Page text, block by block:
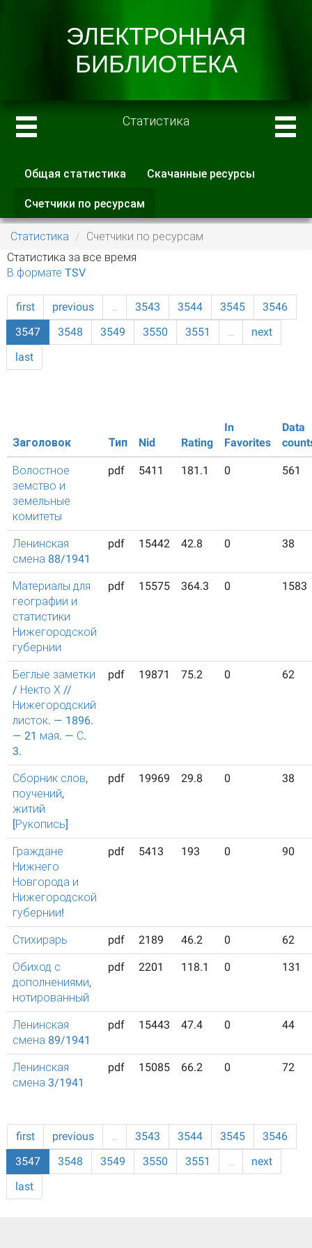
Статистика
Главные вкладки
Общая статистика Скачанные ресурсы
Счетчики по ресурсам
вкладка)
Статистика
Счетчики по ресурсам
Статистика за все время
В формате TSV
first previous … 3543 3544 3545
3546
3547
3548 3549 3550 3551 …
next
last
Заголовок Тип Nid Rating
In
Favorites
Data
Волостное
земство и
земельные
комитеты
pdf 5411 181.1 0 561
Ленинская
смена 88/1941
pdf 15442 42.8 0 38
Материалы для
географии и
статистики
Нижегородской
губернии
pdf 15575 364.3 0 1583
Беглые заметки
/ Некто Х //
Нижегородский
листок. — 1896.
— 21 мая. — С.
3.
pdf 19871 75.2 0 62
Сборник слов,
поучений,
житий
[Рукопись]
pdf 19969 29.8 0 38
Граждане
Нижнего
Новгорода и
Нижегородской
губернии!
pdf 5413 193 0 90
Стихирарь pdf 2189 46.2 0 62
Обиход с
дополнениями,
нотированный
pdf 2201 118.1 0 131
Ленинская
смена 89/1941
pdf 15443 47.4 0 44
Ленинская
смена 3/1941
pdf 15085 66.2 0 72
first previous … 3543 3544 3545
3546
3547
3548 3549 3550 3551 …
next
last